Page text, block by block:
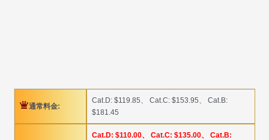
通常料金:
Cat.D: $119.85、 Cat.C: $153.95、 Cat.B:
$181.45
Cat.D: $110.00、 Cat.C: $135.00、 Cat.B: